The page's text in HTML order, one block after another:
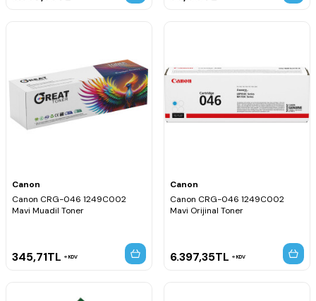
Canon
Canon CRG-046 1249C002
Mavi Muadil Toner
345,71TL KDV
Canon
Canon CRG-046 1249C002
Mavi Orijinal Toner
6.397,35TL KDV